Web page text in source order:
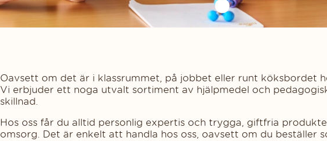
Oavsett om det är i klassrummet, på jobbet eller runt köksbordet
Vi erbjuder ett noga utvalt sortiment av hjälpmedel och
skillnad.
Hos oss får du alltid personlig expertis och trygga, giftfria
omsorg. Det är enkelt att handla hos oss, oavsett om du beställer